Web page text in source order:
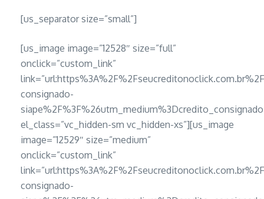
[us_separator size=”small”]
[us_image image=”12528″ size=”full”
onclick=”custom_link”
consignado-
el_class=”vc_hidden-sm vc_hidden-xs”][us_image
image=”12529″ size=”medium”
onclick=”custom_link”
consignado-